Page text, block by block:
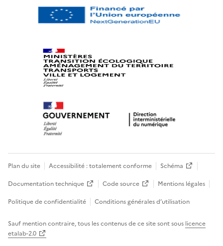
Plan du site Accessibilité : totalement conforme
Schéma
Documentation technique
Code source
Mentions légales
Politique de confidentialité
Conditions générales d’utilisation
Sauf mention contraire, tous les contenus de ce site sont sous licence
etalab-2.0